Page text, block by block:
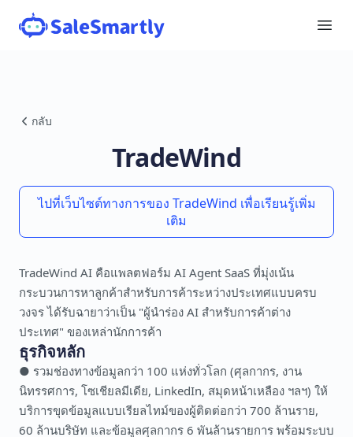
กลับ
TradeWind
ไปที่เว็บไซต์ทางการของ TradeWind เพื่อเรียนรู้เพิ่ม
เติม
TradeWind AI คือแพลตฟอร์ม AI Agent SaaS ที่มุ่งเน้น
กระบวนการหาลูกค้าสำหรับการค้าระหว่างประเทศแบบครบ
วงจร ได้รับฉายาว่าเป็น "ผู้นำร่อง AI สำหรับการค้าต่าง
ประเทศ" ของเหล่านักการค้า
ธุรกิจหลัก
● รวมช่องทางข้อมูลกว่า 100 แห่งทั่วโลก (ศุลกากร, งาน
นิทรรศการ, โซเชียลมีเดีย, LinkedIn, สมุดหน้าเหลือง ฯลฯ) ให้
บริการขุดข้อมูลแบบเรียลไทม์ของผู้ติดต่อกว่า 700 ล้านราย,
60 ล้านบริษัท และข้อมูลศุลกากร 6 พันล้านรายการ พร้อมระบบ